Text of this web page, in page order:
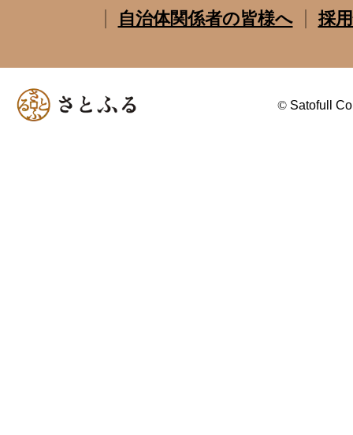
自治体関係者の皆様へ
採
© Satofull